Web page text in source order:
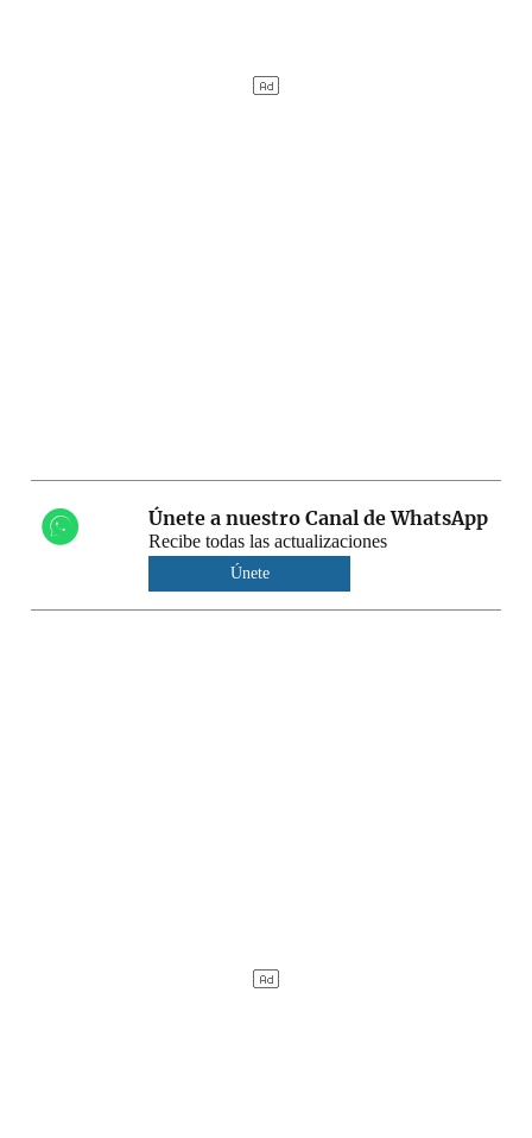
Únete a nuestro Canal de WhatsApp
Recibe todas las actualizaciones
Únete